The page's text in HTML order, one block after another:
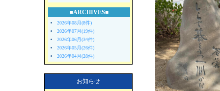
■ARCHIVES■
2026年08月(8件)
2026年07月(19件)
2026年06月(34件)
2026年05月(26件)
2026年04月(28件)
お知らせ